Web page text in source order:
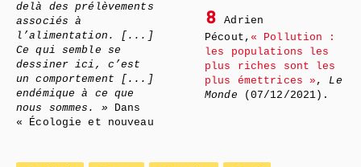
delà des prélèvements
associés à
l’alimentation. [...]
Ce qui semble se
dessiner ici, c’est
un comportement [...]
endémique à ce que
nous sommes. » Dans
« Écologie et nouveau
8
Adrien
Pécout, « Pollution :
les populations les
plus riches sont les
plus émettrices » , Le
Monde
(07/12/2021).